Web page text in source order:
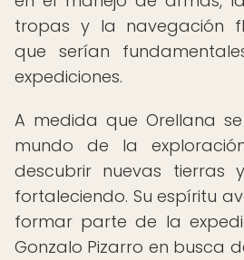
tropas y la navegación
que serían
expediciones.
A medida que Orellana
mundo de la
descubrir nuevas tierras
fortaleciendo. Su espíritu
formar parte de la
Gonzalo Pizarro en busca